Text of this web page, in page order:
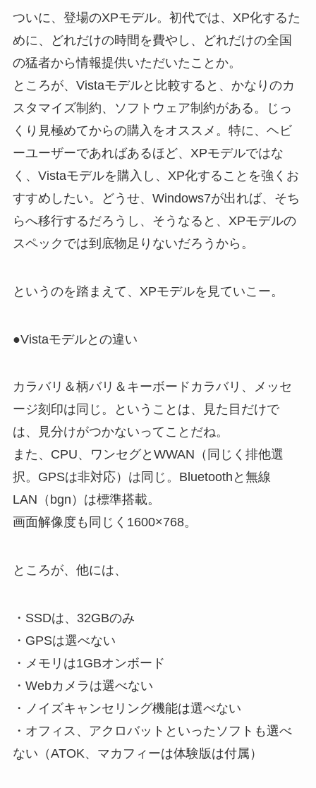
ついに、登場のXPモデル。初代では、XP化するた
めに、どれだけの時間を費やし、どれだけの全国
の猛者から情報提供いただいたことか。
ところが、Vistaモデルと比較すると、かなりのカ
スタマイズ制約、ソフトウェア制約がある。じっ
くり見極めてからの購入をオススメ。特に、ヘビ
ーユーザーであればあるほど、XPモデルではな
く、Vistaモデルを購入し、XP化することを強くお
すすめしたい。どうせ、Windows7が出れば、そち
らへ移行するだろうし、そうなると、XPモデルの
スペックでは到底物足りないだろうから。
というのを踏まえて、XPモデルを見ていこー。
●Vistaモデルとの違い
カラバリ＆柄バリ＆キーボードカラバリ、メッセ
ージ刻印は同じ。ということは、見た目だけで
は、見分けがつかないってことだね。
また、CPU、ワンセグとWWAN（同じく排他選
択。GPSは非対応）は同じ。Bluetoothと無線
LAN（bgn）は標準搭載。
画面解像度も同じく1600×768。
ところが、他には、
・SSDは、32GBのみ
・GPSは選べない
・メモリは1GBオンボード
・Webカメラは選べない
・ノイズキャンセリング機能は選べない
・オフィス、アクロバットといったソフトも選べ
ない（ATOK、マカフィーは体験版は付属）